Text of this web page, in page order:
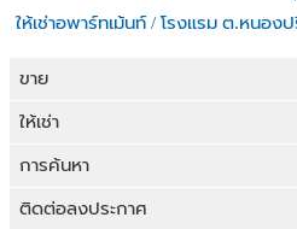
ให้เช่าอพาร์ทเม้นท์ / โรงแรม ต.หนอง
ขาย
ขายที่ดิน
ขายบ้าน
ขายคอนโด
ให้เช่า
ให้เช่าที่ดิน
ให้เช่าบ้าน
การค้นหา
ขายที่ดิน
ติดต่อลงประกาศ